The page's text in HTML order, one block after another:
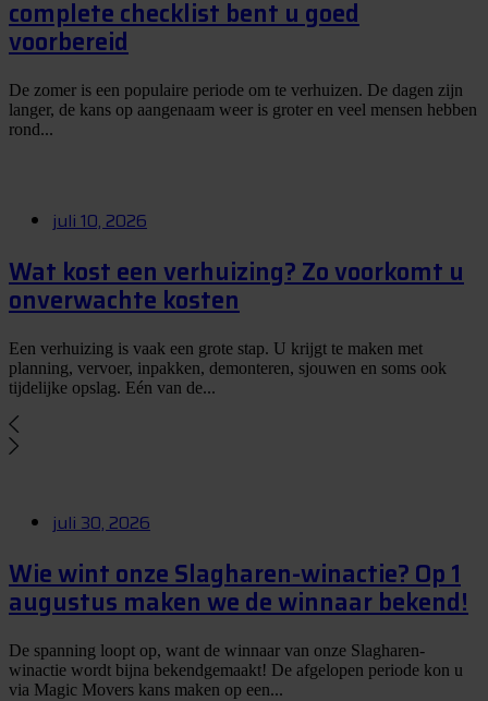
complete checklist bent u goed
voorbereid
De zomer is een populaire periode om te verhuizen. De dagen zijn
langer, de kans op aangenaam weer is groter en veel mensen hebben
rond...
juli 10, 2026
Wat kost een verhuizing? Zo voorkomt u
onverwachte kosten
Een verhuizing is vaak een grote stap. U krijgt te maken met
planning, vervoer, inpakken, demonteren, sjouwen en soms ook
tijdelijke opslag. Eén van de...
juli 30, 2026
Wie wint onze Slagharen-winactie? Op 1
augustus maken we de winnaar bekend!
De spanning loopt op, want de winnaar van onze Slagharen-
winactie wordt bijna bekendgemaakt! De afgelopen periode kon u
via Magic Movers kans maken op een...